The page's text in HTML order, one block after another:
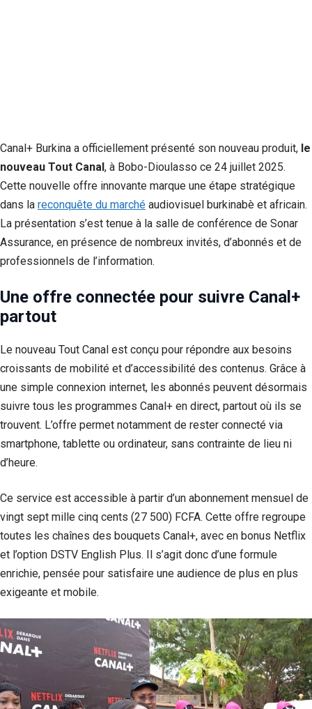
Canal+ Burkina a officiellement présenté son nouveau produit, le
nouveau Tout Canal, à Bobo-Dioulasso ce 24 juillet 2025.
Cette nouvelle offre innovante marque une étape stratégique
dans la reconquête du marché audiovisuel burkinabè et africain.
La présentation s’est tenue à la salle de conférence de Sonar
Assurance, en présence de nombreux invités, d’abonnés et de
professionnels de l’information.
Une offre connectée pour suivre Canal+
partout
Le nouveau Tout Canal est conçu pour répondre aux besoins
croissants de mobilité et d’accessibilité des contenus. Grâce à
une simple connexion internet, les abonnés peuvent désormais
suivre tous les programmes Canal+ en direct, partout où ils se
trouvent. L’offre permet notamment de rester connecté via
smartphone, tablette ou ordinateur, sans contrainte de lieu ni
d’heure.
Ce service est accessible à partir d’un abonnement mensuel de
vingt sept mille cinq cents (27 500) FCFA. Cette offre regroupe
toutes les chaînes des bouquets Canal+, avec en bonus Netflix
et l’option DSTV English Plus. Il s’agit donc d’une formule
enrichie, pensée pour satisfaire une audience de plus en plus
exigeante et mobile.